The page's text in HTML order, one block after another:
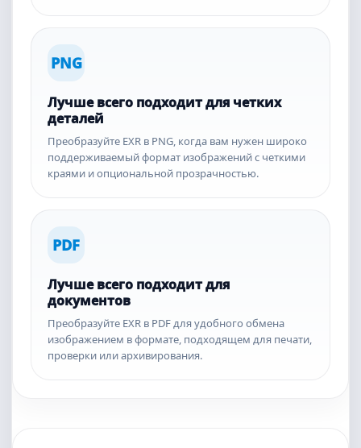
PNG
Лучше всего подходит для четких
деталей
Преобразуйте EXR в PNG, когда вам нужен широко
поддерживаемый формат изображений с четкими
краями и опциональной прозрачностью.
PDF
Лучше всего подходит для
документов
Преобразуйте EXR в PDF для удобного обмена
изображением в формате, подходящем для печати,
проверки или архивирования.